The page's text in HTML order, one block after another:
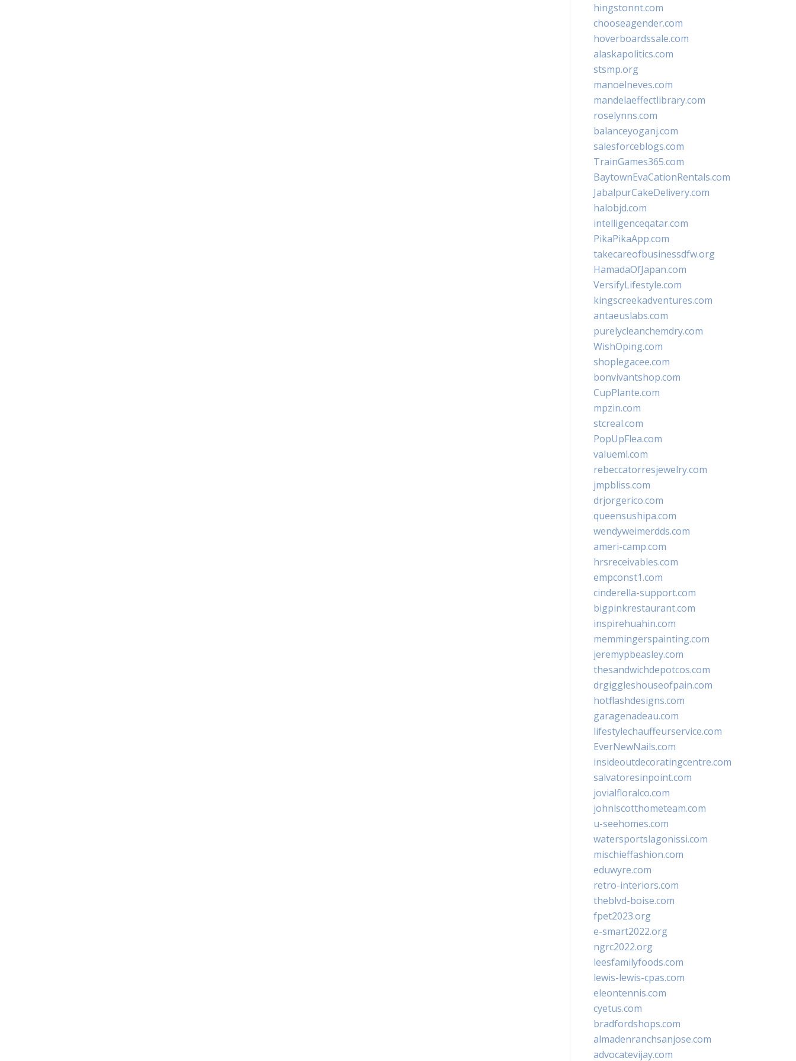
hingstonnt.com
chooseagender.com
hoverboardssale.com
alaskapolitics.com
stsmp.org
manoelneves.com
mandelaeffectlibrary.com
roselynns.com
balanceyoganj.com
salesforceblogs.com
TrainGames365.com
BaytownEvaCationRentals.com
JabalpurCakeDelivery.com
halobjd.com
intelligenceqatar.com
PikaPikaApp.com
takecareofbusinessdfw.org
HamadaOfJapan.com
VersifyLifestyle.com
kingscreekadventures.com
antaeuslabs.com
purelycleanchemdry.com
WishOping.com
shoplegacee.com
bonvivantshop.com
CupPlante.com
mpzin.com
stcreal.com
PopUpFlea.com
valueml.com
rebeccatorresjewelry.com
jmpbliss.com
drjorgerico.com
queensushipa.com
wendyweimerdds.com
ameri-camp.com
hrsreceivables.com
empconst1.com
cinderella-support.com
bigpinkrestaurant.com
inspirehuahin.com
memmingerspainting.com
jeremypbeasley.com
thesandwichdepotcos.com
drgiggleshouseofpain.com
hotflashdesigns.com
garagenadeau.com
lifestylechauffeurservice.com
EverNewNails.com
insideoutdecoratingcentre.com
salvatoresinpoint.com
jovialfloralco.com
johnlscotthometeam.com
u-seehomes.com
watersportslagonissi.com
mischieffashion.com
eduwyre.com
retro-interiors.com
theblvd-boise.com
fpet2023.org
e-smart2022.org
ngrc2022.org
leesfamilyfoods.com
lewis-lewis-cpas.com
eleontennis.com
cyetus.com
bradfordshops.com
almadenranchsanjose.com
advocatevijay.com